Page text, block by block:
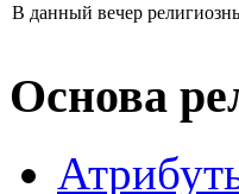
В данный вечер
Основа